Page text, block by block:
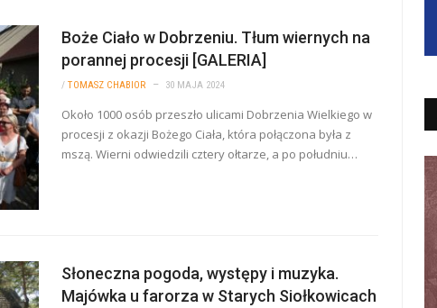
Boże Ciało w Dobrzeniu. Tłum wiernych na
porannej procesji [GALERIA]
/TOMASZ CHABIOR 30 MAJA 2024
Około 1000 osób przeszło ulicami Dobrzenia Wielkiego w
procesji z okazji Bożego Ciała, która połączona była z
mszą. Wierni odwiedzili cztery ołtarze, a po południu…
Słoneczna pogoda, występy i muzyka.
Majówka u farorza w Starych Siołkowicach